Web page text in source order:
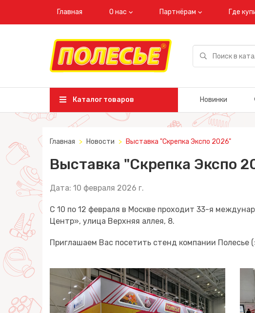
Главная О нас Партнёрам Где
Каталог товаров Новинки
Главная Новости Выставка "Скрепка Экспо 2026"
Выставка "Скрепка Экспо
Дата: 10 февраля 2026 г.
С 10 по 12 февраля в Москве проходит 33-я
Центр», улица Верхняя аллея, 8.
Приглашаем Вас посетить стенд компании Полесье